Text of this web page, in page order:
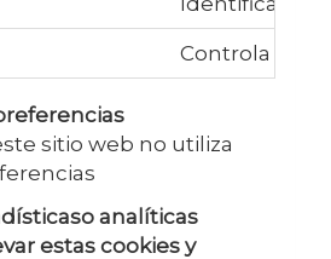
Controla el
sitio web no utiliza
analíticas
estas cookies y